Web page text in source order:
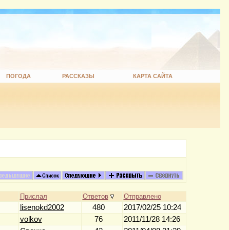
ПОГОДА РАССКАЗЫ КАРТА САЙТА
Прислал Ответов Отправлено
lisenokd2002 480
2017/02/25 10:24
volkov 76
2011/11/28 14:26